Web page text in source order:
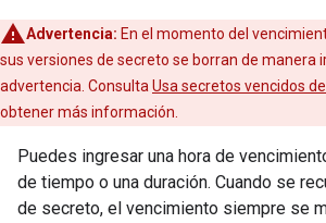
Advertencia: En el momento del
sus versiones de secreto se borran de manera
advertencia. Consulta Usa secretos vencidos
obtener más información.
Puedes ingresar una hora de
de tiempo o una duración. Cuando se
de secreto, el vencimiento siempre se